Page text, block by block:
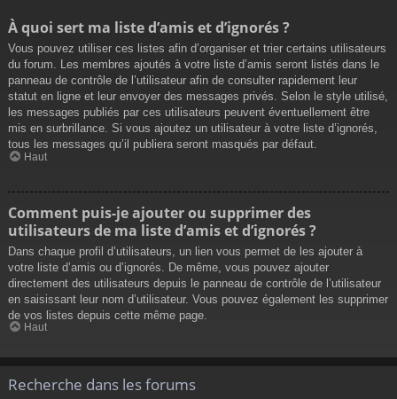
À quoi sert ma liste d’amis et d’ignorés ?
Vous pouvez utiliser ces listes afin d’organiser et trier certains utilisateurs
du forum. Les membres ajoutés à votre liste d’amis seront listés dans le
panneau de contrôle de l’utilisateur afin de consulter rapidement leur
statut en ligne et leur envoyer des messages privés. Selon le style utilisé,
les messages publiés par ces utilisateurs peuvent éventuellement être
mis en surbrillance. Si vous ajoutez un utilisateur à votre liste d’ignorés,
tous les messages qu’il publiera seront masqués par défaut.
Haut
Comment puis-je ajouter ou supprimer des
utilisateurs de ma liste d’amis et d’ignorés ?
Dans chaque profil d’utilisateurs, un lien vous permet de les ajouter à
votre liste d’amis ou d’ignorés. De même, vous pouvez ajouter
directement des utilisateurs depuis le panneau de contrôle de l’utilisateur
en saisissant leur nom d’utilisateur. Vous pouvez également les supprimer
de vos listes depuis cette même page.
Haut
Recherche dans les forums